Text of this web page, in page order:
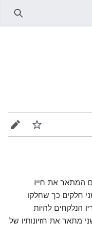
מעקב
המתאר את חייו
חלקים כך שחלקו
הנלקחים להיות
מתאר את חזיונותיו של